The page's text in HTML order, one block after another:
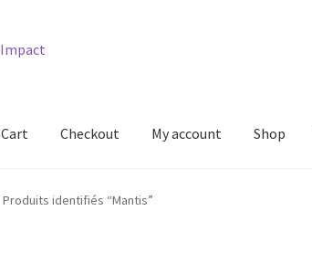
Cart Checkout My account Shop
Checkout My account Shop
Produits identifiés “Mantis”